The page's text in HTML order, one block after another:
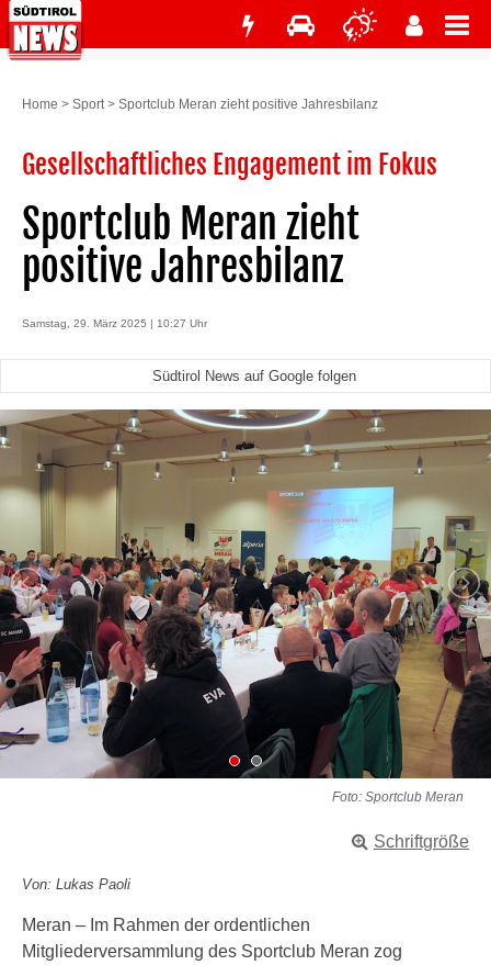
Home > Sport> Sportclub Meran zieht positive Jahresbilanz
Gesellschaftliches Engagement im Fokus
Sportclub Meran zieht
positive Jahresbilanz
Samstag, 29. März 2025 | 10:27 Uhr
Südtirol News auf Google folgen
Foto: Sportclub Meran
Schriftgröße
Von: Lukas Paoli
Meran – Im Rahmen der ordentlichen
Mitgliederversammlung des Sportclub Meran zog